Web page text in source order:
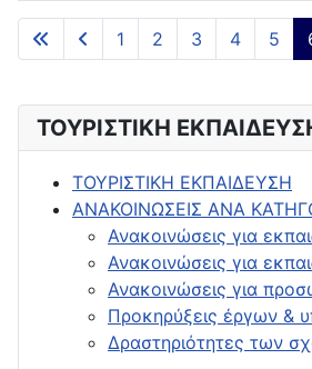
ΤΟΥΡΙΣΤΙΚΗ
ΤΟΥΡΙΣΤΙΚΗ ΕΚΠΑΙΔΕΥΣΗ
ΑΝΑΚΟΙΝΩΣΕΙΣ ΑΝΑ
Ανακοινώσεις για
Ανακοινώσεις για
Ανακοινώσεις για
Προκηρύξεις έργων &
Δραστηριότητες των
Άρθρα
1 2 3 4 5